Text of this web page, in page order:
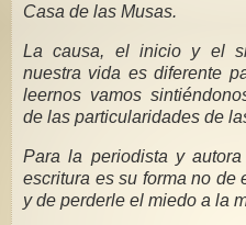
Casa de las Musas.
La causa, el inicio y el
nuestra vida es diferente
leernos vamos
de las particularidades de
Para la periodista y
escritura es su forma no de
y de perderle el miedo a la